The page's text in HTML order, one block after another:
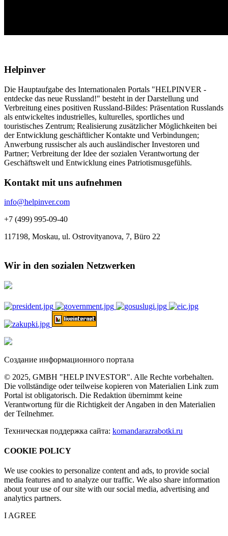
Helpinver
Die Hauptaufgabe des Internationalen Portals "HELPINVER -
entdecke das neue Russland!" besteht in der Darstellung und
Verbreitung eines positiven Russland-Bildes: Präsentation Russlands
als entwickeltes industrielles, kulturelles, sportliches und
touristisches Zentrum; Realisierung zusätzlicher Möglichkeiten bei
der Entwicklung geschäftlicher Kontakte und Verbindungen;
Anwerbung russischer als auch ausländischer Investoren und
Partner; Verbreitung der Idee der sozialen Verantwortung der
Geschäftswelt und Entwicklung eines Patriotismusgefühls.
Kontakt mit uns aufnehmen
info@helpinver.com
+7 (499) 995-09-40
117198, Moskau, ul. Ostrovityanova, 7, Büro 22
Wir in den sozialen Netzwerken
Создание информационного портала
© 2025, GMBH "HELP INVESTOR". Alle Rechte vorbehalten.
Die vollständige oder teilweise kopieren von Materialien Link zum
Portal ist obligatorisch. Die Redaktion übernimmt keine
Verantwortung für die Richtigkeit der Angaben in den Materialien
der Teilnehmer.
Техническая поддержка сайта: komandarazrabotki.ru
COOKIE POLICY
We use cookies to personalize content and ads, to provide social
media features and to analyze our traffic. We also share information
about your use of our site with our social media, advertising and
analytics partners.
I AGREE